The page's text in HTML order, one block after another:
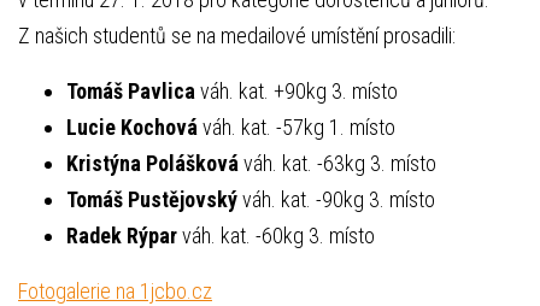
Z našich studentů se na medailové umístění prosadili:
Tomáš Pavlicaváh. kat. +90kg 3. místo
Lucie Kochováváh. kat. -57kg 1. místo
Kristýna Poláškováváh. kat. -63kg 3. místo
Tomáš Pustějovskýváh. kat. -90kg 3. místo
Radek Rýparváh. kat. -60kg 3. místo
Fotogalerie na 1jcbo.cz